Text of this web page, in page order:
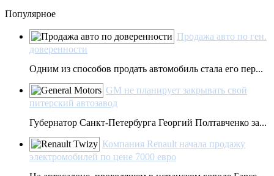
Популярное
Продажа авто по ген.
доверенности
Одним из способов продать автомобиль стала его пер...
GM не планирует закрывать свой
питерский автозавод
Губернатор Санкт-Петербурга Георгий Полтавченко за...
Компания Renault начала продажу
электромобилей по цене 7000 евро